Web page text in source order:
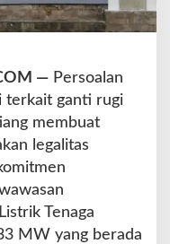
— Persoalan
terkait ganti rugi
membuat
legalitas
Tenaga
MW yang berada